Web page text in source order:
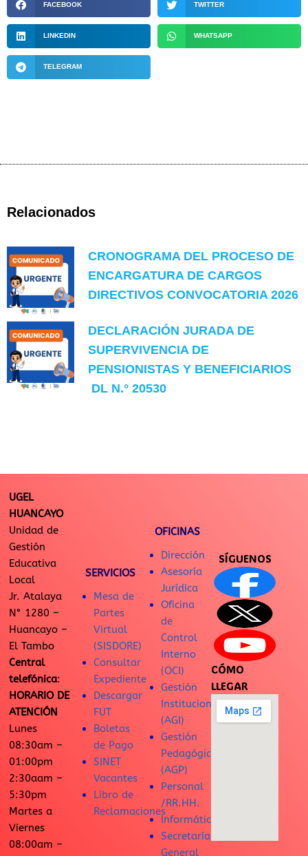
FACEBOOK TWITTER
LINKEDIN WHATSAPP
TELEGRAM
Relacionados
CRONOGRAMA DEL PROCESO DE
ENCARGATURA DE CARGOS
DIRECTIVOS CONVOCATORIA 2026
DECLARACIÓN JURADA DE
SUPERVIVENCIA DE
PENSIONISTAS Y BENEFICIARIOS
DL N.° 20530
UGEL
HUANCAYO
Unidad de
Gestión
Educativa
Local
Jr. Atalaya
N° 1280 –
Huancayo –
El Tambo
Central
telefónica:
HORARIO DE
ATENCIÓN
Lunes
08:30am –
01:00pm
2:30aam –
5:30pm
Martes a
Viernes
08:00am –
SERVICIOS
Mesa de
Partes
Virtual
(SISDORE)
Consultar
Expediente
Descargar
FUT
Boletas
de Pago
SINET
Vacantes
Libro de
Reclamaciones
OFICINAS
Dirección
Asesoría
Jurídica
Oficina
de
Control
Interno
(OCI)
Gestión
Institucional
(AGI)
Gestión
Pedagógica
(AGP)
Personal
/RR.HH.
Informática
Secretaría
General
SÍGUENOS
CÓMO
LLEGAR